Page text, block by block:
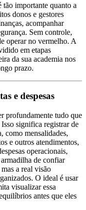
tão importante quanto a
donos e gestores
acompanhar
Sem controle,
operar no vermelho. A
em etapas
da sua academia nos
prazo.
e despesas
profundamente tudo que
significa registrar de
como mensalidades,
e outros atendimentos,
operacionais,
de confiar
a real visão
O ideal é usar
visualizar essa
antes que eles